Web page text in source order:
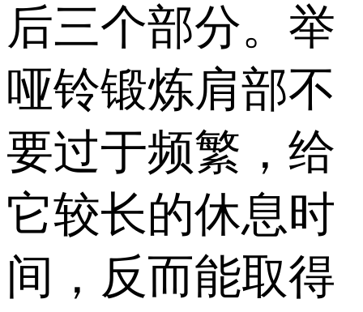
后三个部分。举
哑铃锻炼肩部不
要过于频繁，给
它较长的休息时
间，反而能取得